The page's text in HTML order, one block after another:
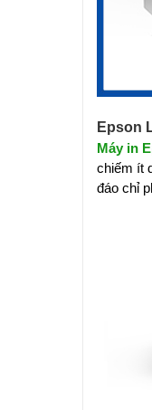
Epson
Máy in
chiếm ít
đáo chỉ